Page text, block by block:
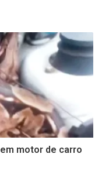
motor de carro